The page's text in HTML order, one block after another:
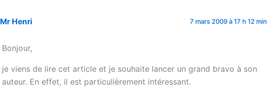
Mr Henri 7 mars 2009 à 17 h 12 min
Bonjour,
je viens de lire cet article et je souhaite lancer un grand bravo à son
auteur. En effet, il est particulièrement intéressant.